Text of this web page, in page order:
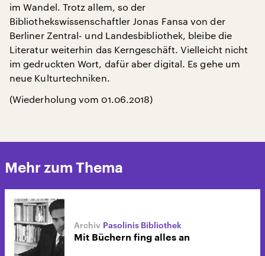
im Wandel. Trotz allem, so der
Bibliothekswissenschaftler Jonas Fansa von der
Berliner Zentral- und Landesbibliothek, bleibe die
Literatur weiterhin das Kerngeschäft. Vielleicht nicht
im gedruckten Wort, dafür aber digital. Es gehe um
neue Kulturtechniken.
(Wiederholung vom 01.06.2018)
Mehr zum Thema
Pasolinis Bibliothek
Mit Büchern fing alles an